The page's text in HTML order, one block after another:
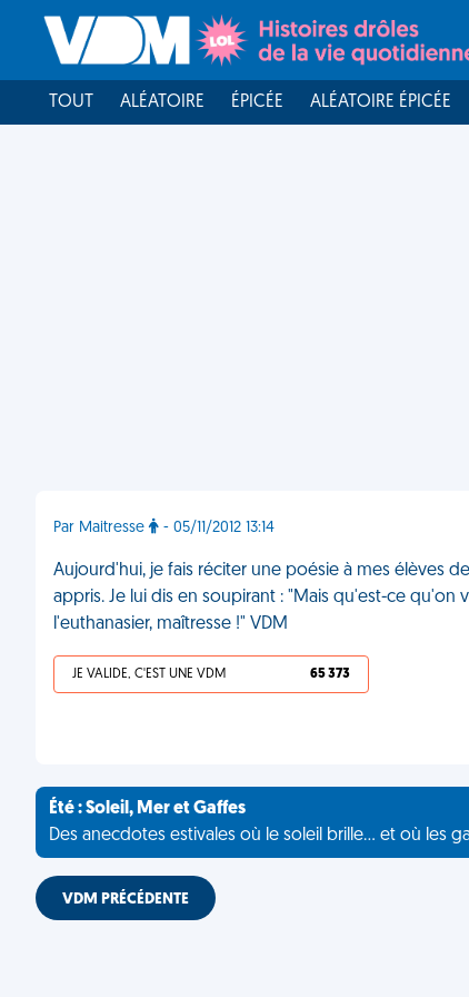
TOUT ALÉATOIRE ÉPICÉE ALÉATOIRE ÉPICÉE
Par Maitresse - 05/11/2012 13:14
Aujourd'hui, je fais réciter une poésie à mes élèves
appris. Je lui dis en soupirant : "Mais qu'est-ce
l'euthanasier, maîtresse !" VDM
JE VALIDE, C'EST UNE VDM 65 373
Été : Soleil, Mer et Gaffes
Des anecdotes estivales où le soleil brille... et où les
VDM PRÉCÉDENTE